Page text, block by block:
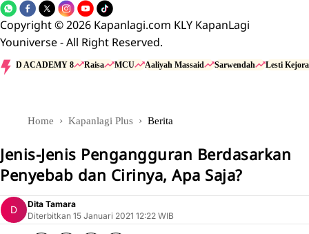
Copyright © 2026 Kapanlagi.com KLY KapanLagi
Youniverse - All Right Reserved.
D ACADEMY 8 Raisa MCU Aaliyah Massaid Sarwendah Lesti Kejora
Home Kapanlagi Plus Berita
Jenis-Jenis Pengangguran Berdasarkan
Penyebab dan Cirinya, Apa Saja?
Dita Tamara
Diterbitkan 15 Januari 2021 12:22 WIB